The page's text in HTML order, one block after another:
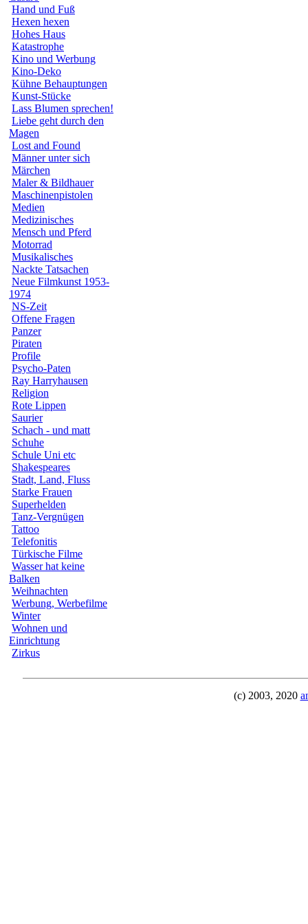
Hand und Fuß
Hexen hexen
Hohes Haus
Katastrophe
Kino und Werbung
Kino-Deko
Kühne Behauptungen
Kunst-Stücke
Lass Blumen sprechen!
Liebe geht durch den
Magen
Lost and Found
Männer unter sich
Märchen
Maler & Bildhauer
Maschinenpistolen
Medien
Medizinisches
Mensch und Pferd
Motorrad
Musikalisches
Nackte Tatsachen
Neue Filmkunst 1953-
1974
NS-Zeit
Offene Fragen
Panzer
Piraten
Profile
Psycho-Paten
Ray Harryhausen
Religion
Rote Lippen
Saurier
Schach - und matt
Schuhe
Schule Uni etc
Shakespeares
Stadt, Land, Fluss
Starke Frauen
Superhelden
Tanz-Vergnügen
Tattoo
Telefonitis
Türkische Filme
Wasser hat keine
Balken
Weihnachten
Werbung, Werbefilme
Winter
Wohnen und
Einrichtung
Zirkus
(c) 2003, 2020